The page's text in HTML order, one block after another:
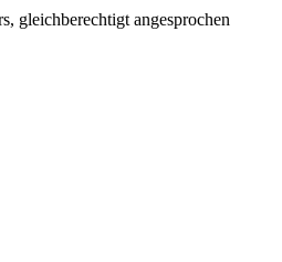
gleichberechtigt angesprochen